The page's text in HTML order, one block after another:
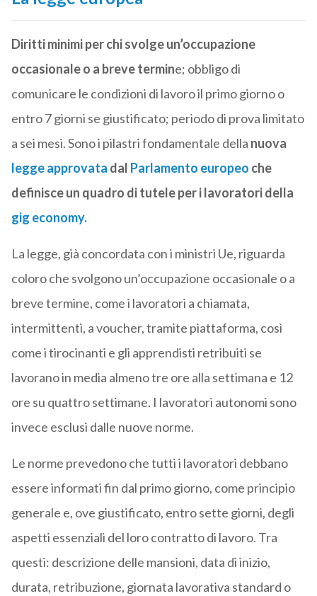
Diritti minimi per chi svolge un’occupazione
occasionale o a breve termine; obbligo di
comunicare le condizioni di lavoro il primo giorno o
entro 7 giorni se giustificato; periodo di prova limitato
a sei mesi. Sono i pilastri fondamentale della nuova
legge approvata dal Parlamento europeo che
definisce un quadro di tutele per i lavoratori della
gig economy.
La legge, già concordata con i ministri Ue, riguarda
coloro che svolgono un’occupazione occasionale o a
breve termine, come i lavoratori a chiamata,
intermittenti, a voucher, tramite piattaforma, così
come i tirocinanti e gli apprendisti retribuiti se
lavorano in media almeno tre ore alla settimana e 12
ore su quattro settimane. I lavoratori autonomi sono
invece esclusi dalle nuove norme.
Le norme prevedono che tutti i lavoratori debbano
essere informati fin dal primo giorno, come principio
generale e, ove giustificato, entro sette giorni, degli
aspetti essenziali del loro contratto di lavoro. Tra
questi: descrizione delle mansioni, data di inizio,
durata, retribuzione, giornata lavorativa standard o